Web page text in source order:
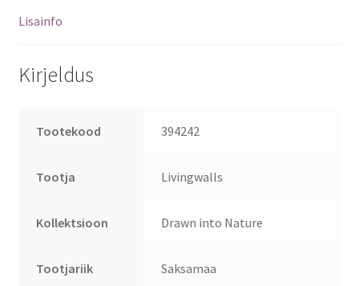
Lisainfo
Kirjeldus
Tootekood 394242
Tootja Livingwalls
Kollektsioon Drawn into Nature
Tootjariik Saksamaa